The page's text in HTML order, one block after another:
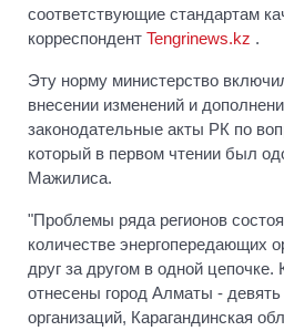
соответствующие стандартам
корреспондент Tengrinews.kz .
Эту норму министерство
внесении изменений и
законодательные акты РК по
который в первом чтении был
Мажилиса.
"Проблемы ряда регионов
количестве энергопередающих
друг за другом в одной цепочке.
отнесены город Алматы -
организаций, Карагандинская